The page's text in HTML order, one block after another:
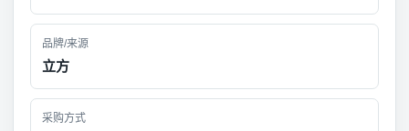
品牌/来源
立方
采购方式